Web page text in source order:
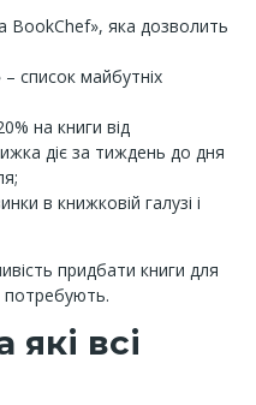
BookChef», яка дозволить
список майбутніх
на книги від
діє за тиждень до дня
в книжковій галузі і
придбати книги для
потребують.
всі